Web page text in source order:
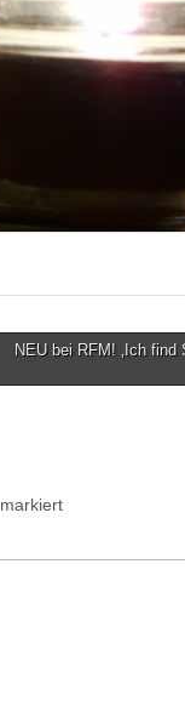
NEU bei RFM! ‚Ich
markiert